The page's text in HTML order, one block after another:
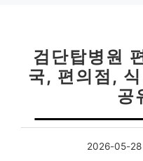
검단탑병원
국, 편의점,
공
2026-05-28